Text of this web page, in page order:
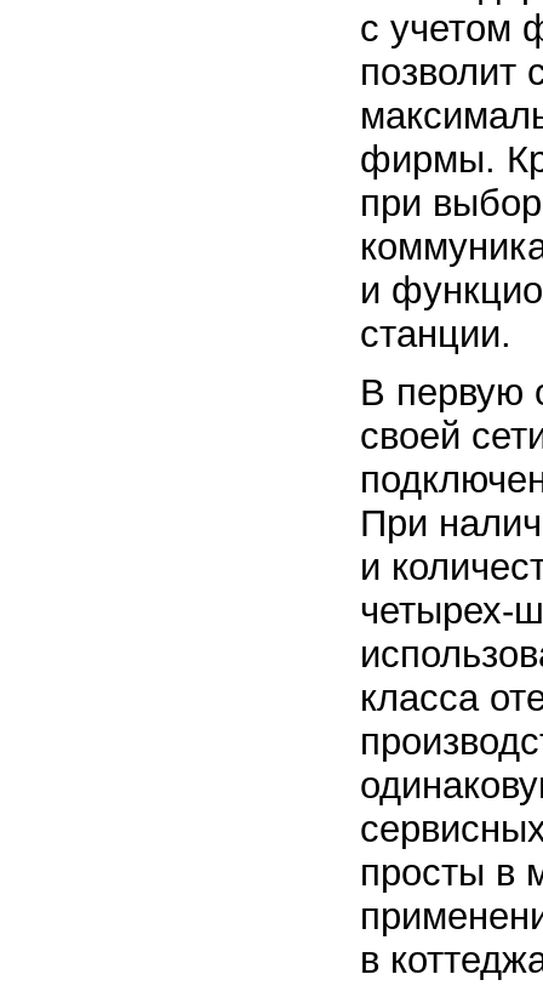
с учетом
позволит
фирмы.
при
и
станции.
В первую
своей
При
и
четырех-
класса
просты в
в